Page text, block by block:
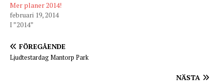
Mer planer 2014!
februari 19, 2014
I ”2014”
FÖREGÅENDE
Ljudtestardag Mantorp Park
NÄSTA